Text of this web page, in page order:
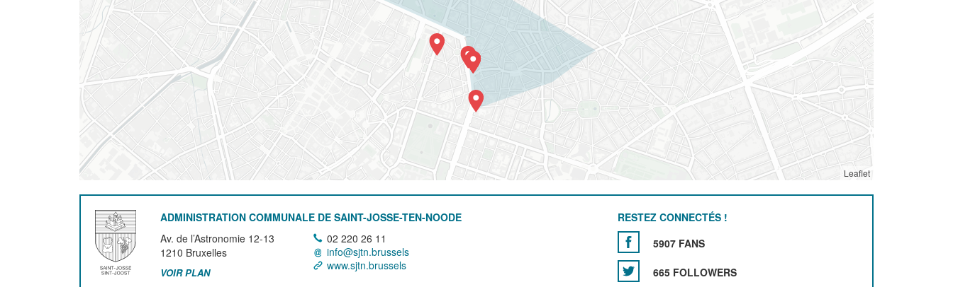
Leaflet
ADMINISTRATION COMMUNALE DE SAINT-JOSSE-TEN-NOODE
Av. de l’Astronomie 12-13
1210 Bruxelles
VOIR PLAN
02 220 26 11
info@sjtn.brussels
www.sjtn.brussels
RESTEZ CONNECTÉS !
5907 FANS
665 FOLLOWERS